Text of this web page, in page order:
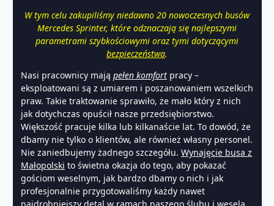
W tym celu zakupiliśmy niedawno 20 nowoczesnych busów
Mercedes Sprinter, które odznaczają się najlepszymi
parametrami szybkościowymi oraz tymi dotyczącymi
bezpieczeństwa.
Nasi pracownicy mają pełen komfort pracy –
eksploatowani są z umiarem i poszanowaniem wszelkich
praw. Takie traktowanie sprawiło, że mało który z nich
jak dotychczas opuścił nasze przedsiębiorstwo.
Większość pracuje kilka lub kilkanaście lat. To dowód, że
dbamy nie tylko o klientów, ale również własny personel.
Nie zaniedbujemy żadnego szczegółu. Wynajęcie busa z
Małopolski to świetna okazja do tego, aby pokazać
gościom weselnym, jak bardzo dbamy o nich i jak
profesjonalnie przygotowaliśmy każdy nawet